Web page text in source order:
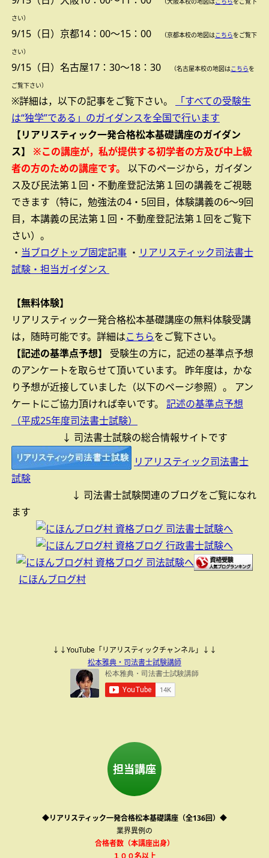
さい）
9/15（日）京都14：00～15：00 （京都本校の地図はこちらをご覧下
さい）
9/15（日）名古屋17：30～18：30 （名古屋本校の地図はこちらを
ご覧下さい）
※詳細は，以下の記事をご覧下さい。
「すべての受験生
は“独学”である」のガイダンスを全国で行います
【リアリスティック一発合格松本基礎講座のガイダン
ス】
※この講座が，私が提供する初学者の方及び中上級
者の方のための講座です。
以下のページから，ガイダン
ス及び民法第１回・不動産登記法第１回の講義をご視聴
できます（特に，勉強法の4・5回目，体験講義の6～9回
目，本講義の民法第１回・不動産登記法第１回をご覧下
さい）。
・ 当ブログトップ固定記事 ・ リアリスティック司法書士
試験・担当ガイダンス
【無料体験】
リアリスティック一発合格松本基礎講座の無料体験受講
は，随時可能です。 詳細はこちらをご覧下さい。
【記述の基準点予想】
受験生の方に，記述の基準点予想
のアンケートを取らせて頂いています。
昨年度は，かな
り予想が近接していました（以下のページ参照）。
アン
ケートにご協力頂ければ幸いです。
記述の基準点予想
（平成25年度司法書士試験）
↓ 司法書士試験の総合情報サイトです
リアリスティック司法書士
試験
↓ 司法書士試験関連のブログをご覧になれ
ます
にほんブログ村
↓↓YouTube「リアリスティックチャンネル」↓↓
松本雅典・司法書士試験講師
担当講座
◆リアリスティック一発合格松本基礎講座（全136回）◆
業界異例の
合格者数（本講座出身）
１００名以上